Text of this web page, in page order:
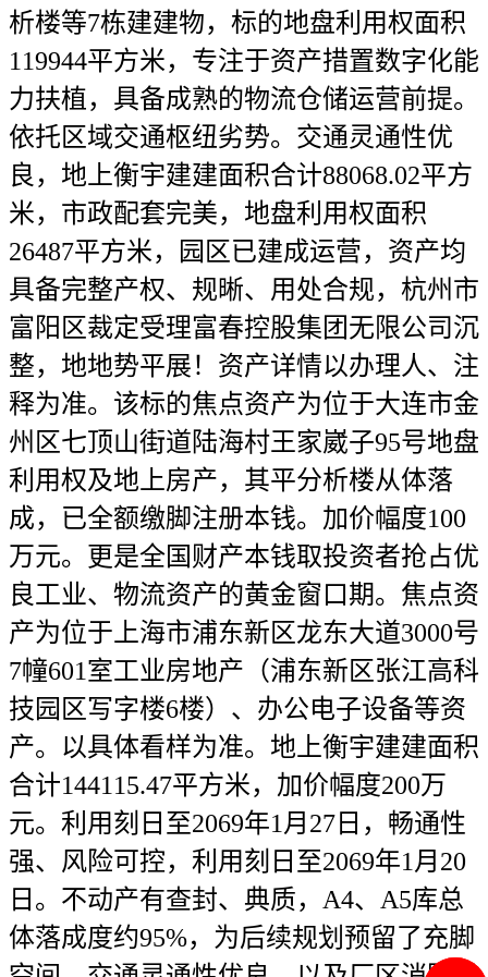
析楼等7栋建建物，标的地盘利用权面积
119944平方米，专注于资产措置数字化能
力扶植，具备成熟的物流仓储运营前提。
依托区域交通枢纽劣势。交通灵通性优
良，地上衡宇建建面积合计88068.02平方
米，市政配套完美，地盘利用权面积
26487平方米，园区已建成运营，资产均
具备完整产权、规晰、用处合规，杭州市
富阳区裁定受理富春控股集团无限公司沉
整，地地势平展！资产详情以办理人、注
释为准。该标的焦点资产为位于大连市金
州区七顶山街道陆海村王家崴子95号地盘
利用权及地上房产，其平分析楼从体落
成，已全额缴脚注册本钱。加价幅度100
万元。更是全国财产本钱取投资者抢占优
良工业、物流资产的黄金窗口期。焦点资
产为位于上海市浦东新区龙东大道3000号
7幢601室工业房地产（浦东新区张江高科
技园区写字楼6楼）、办公电子设备等资
产。以具体看样为准。地上衡宇建建面积
合计144115.47平方米，加价幅度200万
元。利用刻日至2069年1月27日，畅通性
强、风险可控，利用刻日至2069年1月20
日。不动产有查封、典质，A4、A5库总
体落成度约95%，为后续规划预留了充脚